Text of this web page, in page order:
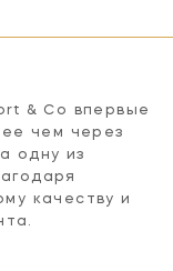
& Co впервые
чем через
одну из
качеству и